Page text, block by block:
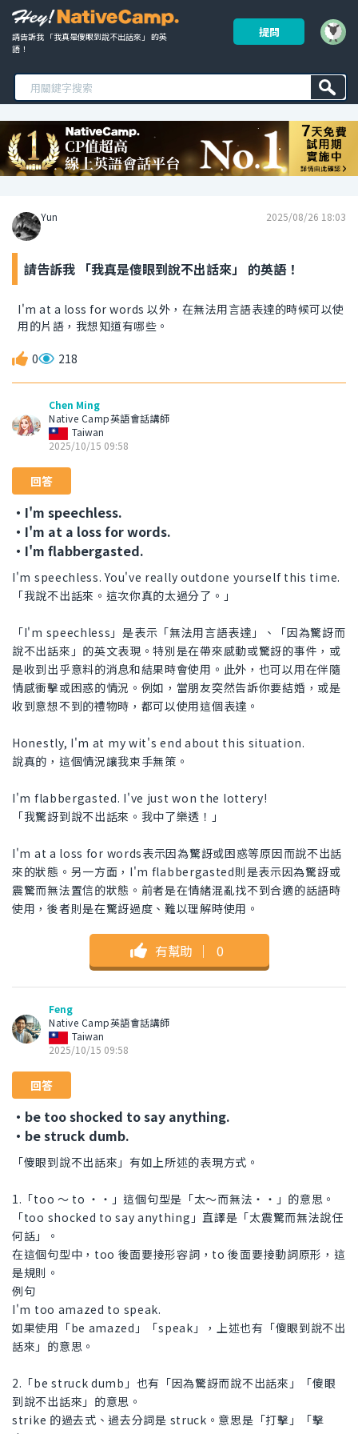
請告訴我 「我真是傻眼到說不出話來」 的英
語！
提問
Yun 2025/08/26 18:03
請告訴我 「我真是傻眼到說不出話來」 的英語！
I'm at a loss for words 以外，在無法用言語表達的時候可以使
用的片語，我想知道有哪些。
0 218
Chen Ming
Native Camp英語會話講師
Taiwan
2025/10/15 09:58
回答
・I'm speechless.
・I'm at a loss for words.
・I'm flabbergasted.
I'm speechless. You've really outdone yourself this time.
「我說不出話來。這次你真的太過分了。」
「I'm speechless」是表示「無法用言語表達」、「因為驚訝而
說不出話來」的英文表現。特別是在帶來感動或驚訝的事件，或
是收到出乎意料的消息和結果時會使用。此外，也可以用在伴隨
情感衝擊或困惑的情況。例如，當朋友突然告訴你要結婚，或是
收到意想不到的禮物時，都可以使用這個表達。
Honestly, I'm at my wit's end about this situation.
說真的，這個情況讓我束手無策。
I'm flabbergasted. I've just won the lottery!
「我驚訝到說不出話來。我中了樂透！」
I'm at a loss for words表示因為驚訝或困惑等原因而說不出話
來的狀態。另一方面，I'm flabbergasted則是表示因為驚訝或
震驚而無法置信的狀態。前者是在情緒混亂找不到合適的話語時
使用，後者則是在驚訝過度、難以理解時使用。
有幫助 ｜ 0
Feng
Native Camp英語會話講師
Taiwan
2025/10/15 09:58
回答
・be too shocked to say anything.
・be struck dumb.
「傻眼到說不出話來」有如上所述的表現方式。
1.「too ～ to ・・」這個句型是「太～而無法・・」的意思。
「too shocked to say anything」直譯是「太震驚而無法說任
何話」。
在這個句型中，too 後面要接形容詞，to 後面要接動詞原形，這
是規則。
例句
I'm too amazed to speak.
如果使用「be amazed」「speak」，上述也有「傻眼到說不出
話來」的意思。
2.「be struck dumb」也有「因為驚訝而說不出話來」「傻眼
到說不出話來」的意思。
strike 的過去式、過去分詞是 struck。意思是「打擊」「擊